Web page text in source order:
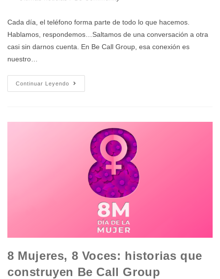
Cada día, el teléfono forma parte de todo lo que hacemos.
Hablamos, respondemos…Saltamos de una conversación a otra
casi sin darnos cuenta. En Be Call Group, esa conexión es
nuestro…
Continuar Leyendo
8 Mujeres, 8 Voces: historias que
construyen Be Call Group